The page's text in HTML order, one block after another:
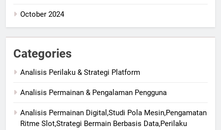
October 2024
Categories
Analisis Perilaku & Strategi Platform
Analisis Permainan & Pengalaman Pengguna
Analisis Permainan Digital,Studi Pola Mesin,Pengamatan
Ritme Slot,Strategi Bermain Berbasis Data,Perilaku